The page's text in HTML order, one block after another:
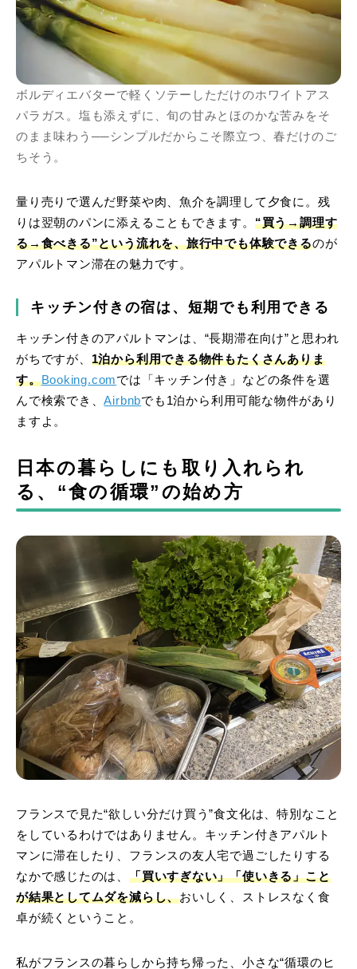
ボルディエバターで軽くソテーしただけのホワイトアス
パラガス。塩も添えずに、旬の甘みとほのかな苦みをそ
のまま味わう──シンプルだからこそ際立つ、春だけのご
ちそう。
量り売りで選んだ野菜や肉、魚介を調理して夕食に。残
りは翌朝のパンに添えることもできます。 “買う→調理す
る→食べきる”という流れを、旅行中でも体験できるのが
アパルトマン滞在の魅力です。
キッチン付きの宿は、短期でも利用できる
キッチン付きのアパルトマンは、“長期滞在向け”と思われ
がちですが、 1泊から利用できる物件もたくさんありま
す。Booking.comでは「キッチン付き」などの条件を選
んで検索でき、Airbnbでも1泊から利用可能な物件があり
ますよ。
日本の暮らしにも取り入れられ
る、“食の循環”の始め方
フランスで見た“欲しい分だけ買う”食文化は、特別なこと
をしているわけではありません。キッチン付きアパルト
マンに滞在したり、フランスの友人宅で過ごしたりする
なかで感じたのは、「買いすぎない」「使いきる」こと
が結果としてムダを減らし、おいしく、ストレスなく食
卓が続くということ。
私がフランスの暮らしから持ち帰った、小さな“循環のヒ